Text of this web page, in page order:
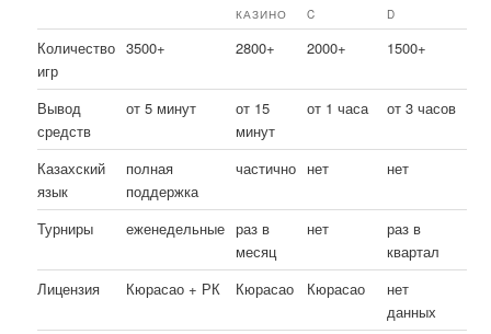
КАЗИНО
C
D
Количество
игр
3500+ 2800+ 2000+ 1500+
Вывод
средств
от 5 минут
от 15
минут
от 1 часа от 3 часов
Казахский
язык
полная
поддержка
частично нет нет
Турниры еженедельные раз в
месяц
нет
раз в
квартал
Лицензия
Кюрасао + РК Кюрасао Кюрасао
нет
данных